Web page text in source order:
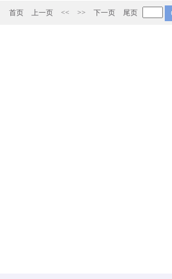
首页 上一页 << >> 下一页 尾页